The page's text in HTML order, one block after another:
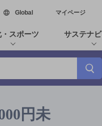
Global新しいウィンドウで開く
マイページ
スポーツ サステナ
円未